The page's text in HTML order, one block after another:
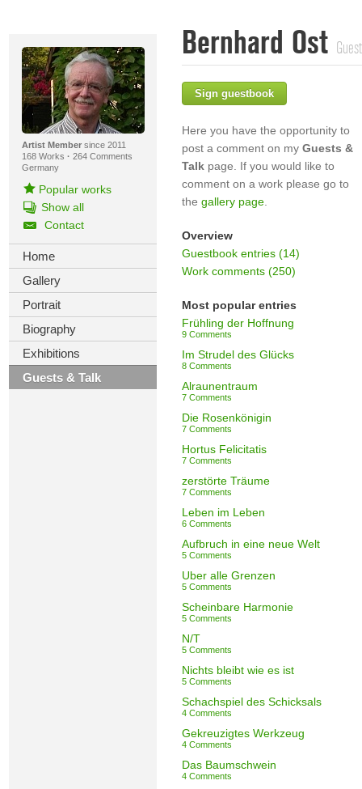
Artist Membersince 2011
168 Works · 264 Comments
Germany
Popular works
Show all
Contact
Home
Gallery
Portrait
Biography
Exhibitions
Guests & Talk
Bernhard Ost
Sign guestbook
Here you have the opportunity to
post a comment on my Guests &
Talkpage. If you would like to
comment on a work please go to
the gallery page.
Overview
Guestbook entries (14)
Work comments (250)
Most popular entries
Frühling der Hoffnung
9 Comments
Im Strudel des Glücks
8 Comments
Alraunentraum
7 Comments
Die Rosenkönigin
7 Comments
Hortus Felicitatis
7 Comments
zerstörte Träume
7 Comments
Leben im Leben
6 Comments
Aufbruch in eine neue Welt
5 Comments
Über alle Grenzen
5 Comments
Scheinbare Harmonie
5 Comments
N/T
5 Comments
Nichts bleibt wie es ist
5 Comments
Schachspiel des Schicksals
4 Comments
Gekreuzigtes Werkzeug
4 Comments
Das Baumschwein
4 Comments